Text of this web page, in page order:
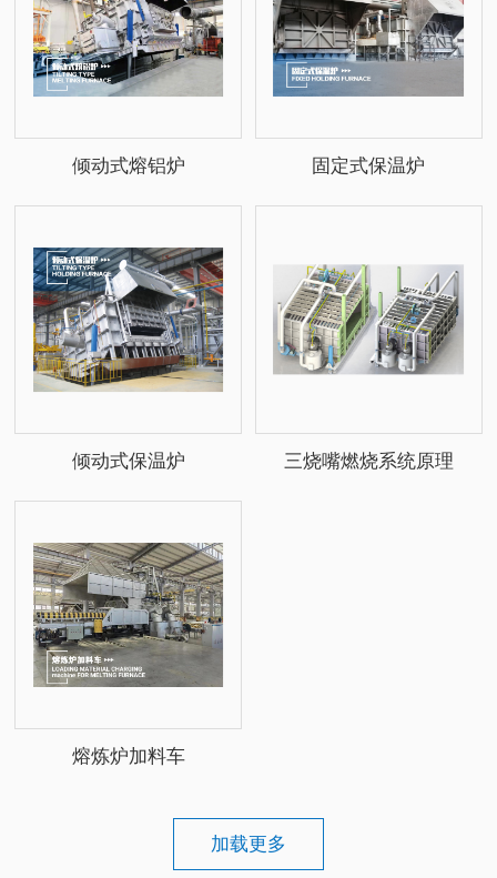
倾动式熔铝炉 固定式保温炉
倾动式保温炉 三烧嘴燃烧系统原理
熔炼炉加料车
加载更多